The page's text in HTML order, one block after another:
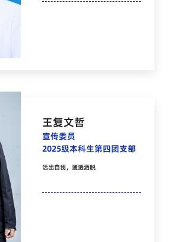
王复文哲
宣传委员
2025级本科生第四团支部
活出自我，通透洒脱